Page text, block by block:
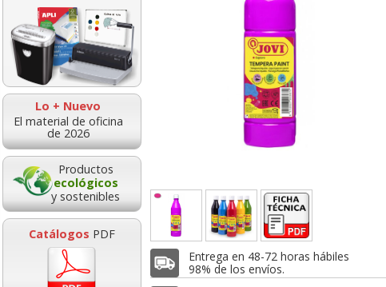
Lo + Nuevo
El material de oficina
de 2026
Productos
ecológicos
y sostenibles
Catálogos PDF
Entrega en 48-72 horas hábiles
98% de los envíos.
Infantiles pre
Bote 20 Uds
niños
10,40 €
con Iva
Pinceles escolares Jovi
Tempera Jovi 12 Botes
Colores Surtidos +
desde: